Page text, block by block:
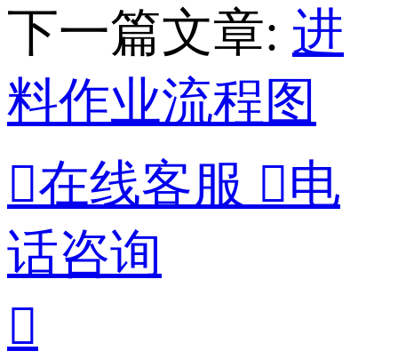
下一篇文章: 进
料作业流程图
在线客服 电
话咨询
